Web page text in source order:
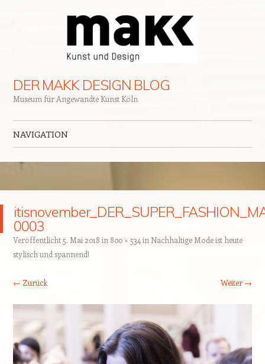
DER MAKK DESIGN BLOG
Museum für Angewandte Kunst Köln
NAVIGATION
0003
Veröffentlicht5. Mai 2018 in 800 × 534 in Nachhaltige Mode ist heute
stylisch und spannend!
← Zurück Weiter →